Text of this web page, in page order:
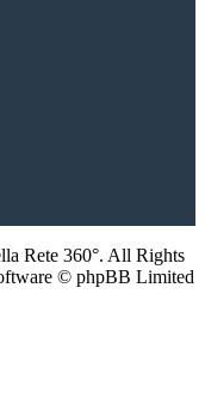
Rete 360°. All Rights
© phpBB Limited